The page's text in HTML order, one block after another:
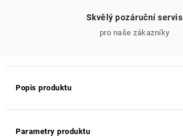
Skvělý pozáruční servis
pro naše zákazníky
Popis produktu
Parametry produktu